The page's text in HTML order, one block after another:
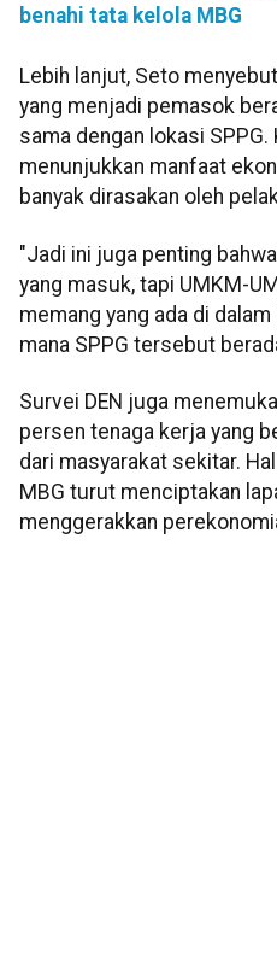
benahi tata kelola MBG
Lebih lanjut, Seto
yang menjadi pemasok
sama dengan lokasi
menunjukkan manfaat
banyak dirasakan oleh
"Jadi ini juga penting
yang masuk, tapi UMKM-
memang yang ada di
mana SPPG tersebut
Survei DEN juga
persen tenaga kerja yang
dari masyarakat sekitar.
MBG turut menciptakan
menggerakkan